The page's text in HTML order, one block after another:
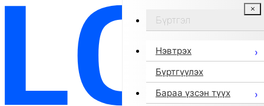
Бүртгэл
Нэвтрэх
Бүртгүүлэх
Бараа үзсэн түүх